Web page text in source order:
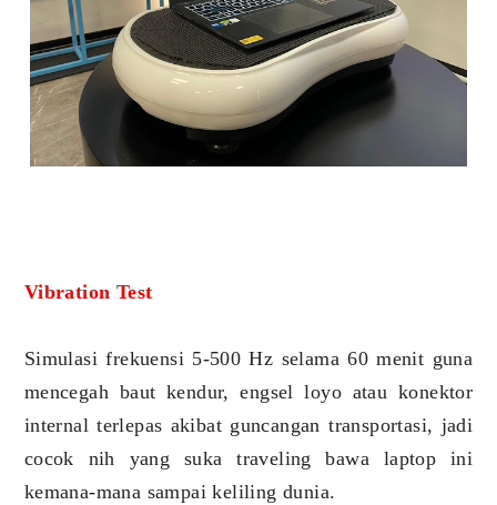
Vibration Test
Simulasi frekuensi 5-500 Hz selama 60 menit guna
mencegah baut kendur, engsel loyo atau konektor
internal terlepas akibat guncangan transportasi, jadi
cocok nih yang suka traveling bawa laptop ini
kemana-mana sampai keliling dunia.